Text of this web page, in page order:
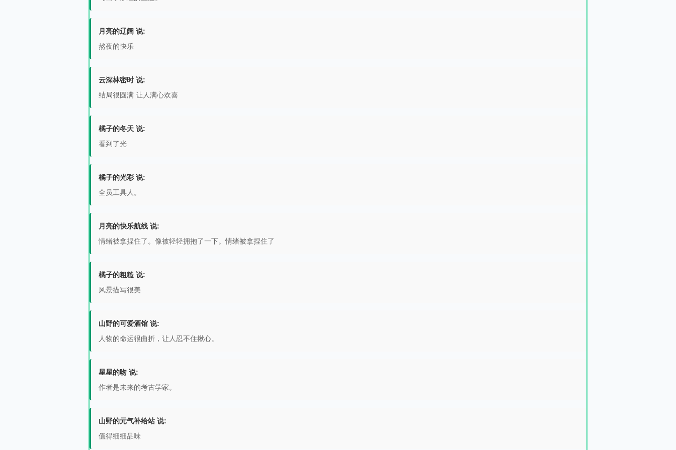
月亮的辽阔 说:
熬夜的快乐
云深林密时 说:
结局很圆满 让人满心欢喜
橘子的冬天 说:
看到了光
橘子的光彩 说:
全员工具人。
月亮的快乐航线 说:
情绪被拿捏住了。像被轻轻拥抱了一下。情绪被拿捏住了
橘子的粗糙 说:
风景描写很美
山野的可爱酒馆 说:
人物的命运很曲折，让人忍不住揪心。
星星的吻 说:
作者是未来的考古学家。
山野的元气补给站 说:
值得细细品味